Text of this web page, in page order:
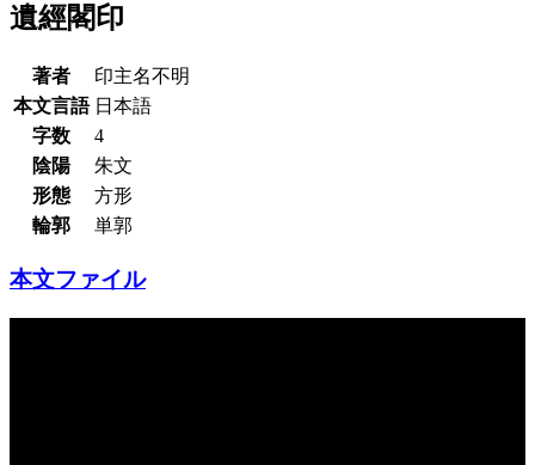
遺經閣印
著者
印主名不明
本文言語 日本語
字数
4
陰陽
朱文
形態
方形
輪郭
単郭
本文ファイル